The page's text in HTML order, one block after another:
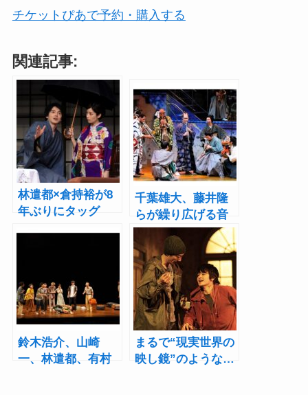
チケットぴあで予約・購入する
関連記事:
林遣都×倉持裕が8
年ぶりにタッグ
千葉雄大、藤井隆
らが繰り広げる音
楽とダンスの狂
乱！『ジャズ大
名』レポート
鈴木浩介、山崎
一、林遣都、有村
まるで“現実世界の
映し鏡”のような…